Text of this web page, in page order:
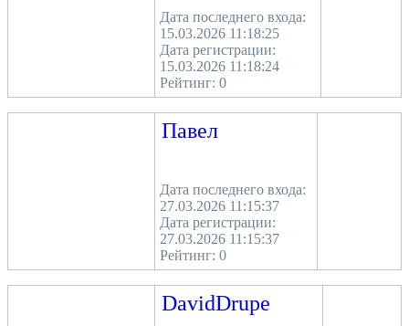
Дата последнего входа:
15.03.2026 11:18:25
Дата регистрации:
15.03.2026 11:18:24
Рейтинг: 0
Павел
Дата последнего входа:
27.03.2026 11:15:37
Дата регистрации:
27.03.2026 11:15:37
Рейтинг: 0
DavidDrupe